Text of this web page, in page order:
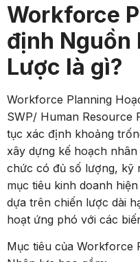
Workforce
định Nguồn
Lược là gì?
Workforce Planning
SWP/ Human Resource
tục xác định khoảng
xây dựng kế hoạch
chức có đủ số lượng, kỹ
mục tiêu kinh doanh
dựa trên chiến lược dài
hoạt ứng phó với các
Mục tiêu của Workforce